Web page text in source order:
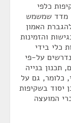
כלפי
מדד שמשמש
האמון
והזמינות
כלי בידי
על-פי
תכנון בנייה
כלומר, גם על
יסוד בשקיפות
המועצה